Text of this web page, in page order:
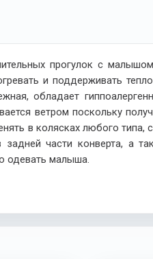
прогулок с
и поддерживать тепло
обладает
ветром поскольку
в колясках любого типа,
части конверта, а
одевать малыша.